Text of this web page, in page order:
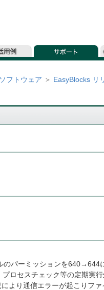
フトウェア ＞ EasyBlocks リ
のパーミッションを640→644
プロセスチェック等の定期実
より通信エラーが起こりフ